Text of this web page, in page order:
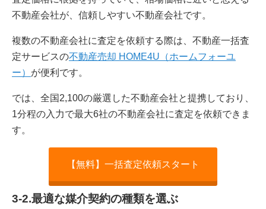
不動産会社が、信頼しやすい不動産会社です。
複数の不動産会社に査定を依頼する際は、不動産一括査
定サービスの不動産売却 HOME4U（ホームフォーユ
ー） が便利です。
では、全国2,100の厳選した不動産会社と提携しており、
1分程の入力で最大6社の不動産会社に査定を依頼できま
す。
【無料】一括査定依頼スタート
3-2.最適な媒介契約の種類を選ぶ